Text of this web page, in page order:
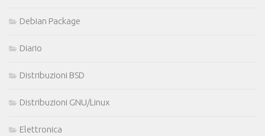
Debian Package
Diario
Distribuzioni BSD
Distribuzioni GNU/Linux
Elettronica